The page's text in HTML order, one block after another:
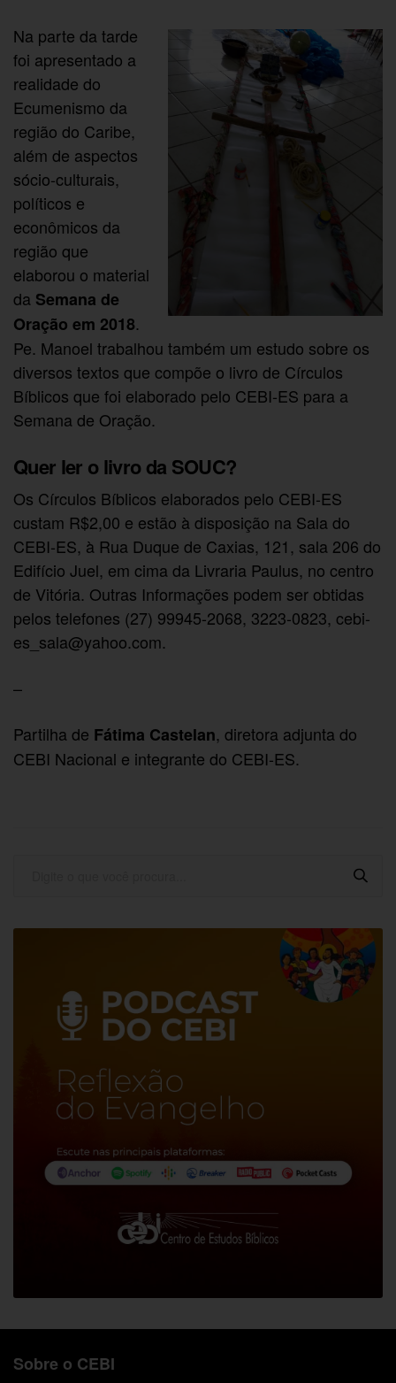
Na parte da tarde
foi apresentado a
realidade do
Ecumenismo da
região do Caribe,
além de aspectos
sócio-culturais,
políticos e
econômicos da
região que
elaborou o material
da Semana de
Oração em 2018.
Pe. Manoel trabalhou também um estudo sobre os
diversos textos que compõe o livro de Círculos
Bíblicos que foi elaborado pelo CEBI-ES para a
Semana de Oração.
Quer ler o livro da SOUC?
Os Círculos Bíblicos elaborados pelo CEBI-ES
custam R$2,00 e estão à disposição na Sala do
CEBI-ES, à Rua Duque de Caxias, 121, sala 206 do
Edifício Juel, em cima da Livraria Paulus, no centro
de Vitória. Outras Informações podem ser obtidas
pelos telefones (27) 99945-2068, 3223-0823, cebi-
es_sala@yahoo.com.
–
Partilha de Fátima Castelan, diretora adjunta do
CEBI Nacional e integrante do CEBI-ES.
Sobre o CEBI